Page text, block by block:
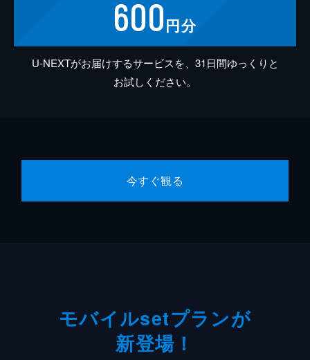
600円分
U-NEXTがお届けするサービスを、31日間ゆっくりと
お試しください。
今すぐ観る
モバイルsetプランが
新登場！